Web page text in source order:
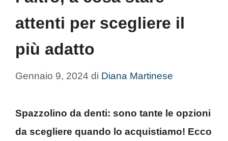
attenti per scegliere il
più adatto
Gennaio 9, 2024 di Diana Martinese
Spazzolino da denti: sono tante le opzioni
da scegliere quando lo acquistiamo! Ecco